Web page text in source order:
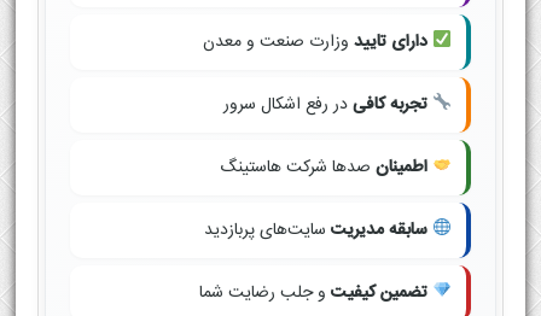
دارای تایید وزارت صنعت و معدن
تجربه کافیدر رفع اشکال سرور
اطمینان صدها شرکت هاستینگ
سابقه مدیریت سایت‌های پربازدید
تضمین کیفیت و جلب رضایت شما